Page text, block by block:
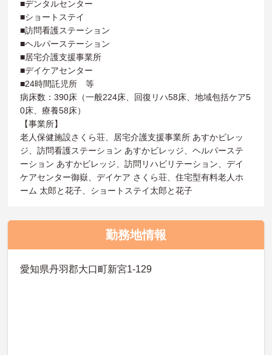
■デンタルセンター
■ショートステイ
■訪問看護ステーション
■ヘルパーステーション
■居宅介護支援事業所
■デイケアセンター
■24時間託児所 等
病床数：390床（一般224床、回復リハ58床、地域包括ケア5
0床、療養58床）
【事業所】
老人保健施設さくら荘、居宅介護支援事業所 あすかビレッ
ジ、訪問看護ステーション あすかビレッジ、ヘルパーステ
ーション あすかビレッジ、訪問リハビリテーション、デイ
ケアセンター御嶽、デイケア さくら荘、住宅型有料老人ホ
ーム 太郎と花子、ショートステイ太郎と花子
勤務地情報
愛知県丹羽郡大口町新宮1-129